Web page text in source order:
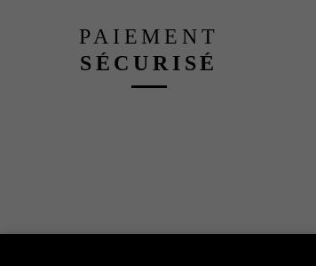
PAIEMENT
SÉCURISÉ